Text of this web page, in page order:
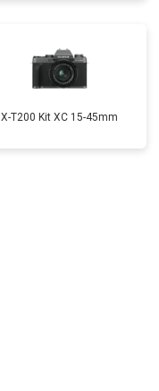
X-T200 Kit XC 15-45mm